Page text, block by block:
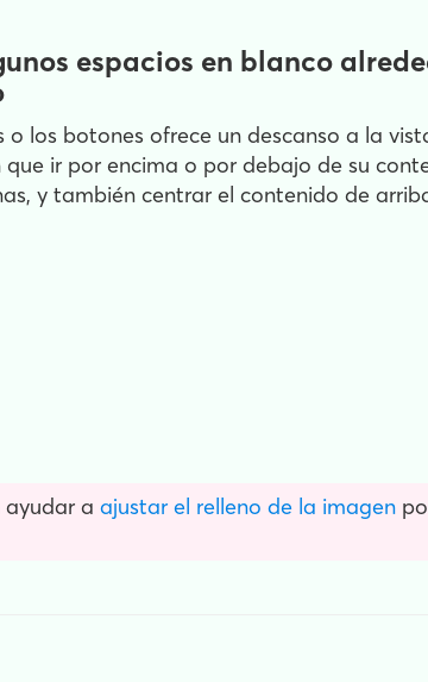
espacios en blanco
los botones ofrece un descanso a la
ir por encima o por debajo de su
y también centrar el contenido de
ayudar a ajustar el relleno de la imagen